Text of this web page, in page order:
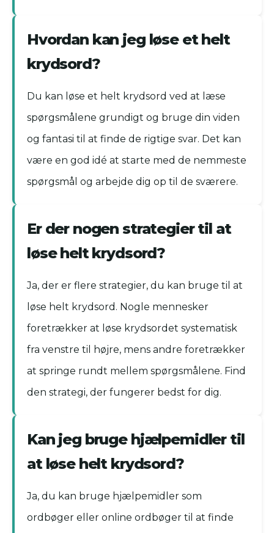
Hvordan kan jeg løse et helt
krydsord?
Du kan løse et helt krydsord ved at læse
spørgsmålene grundigt og bruge din viden
og fantasi til at finde de rigtige svar. Det kan
være en god idé at starte med de nemmeste
spørgsmål og arbejde dig op til de sværere.
Er der nogen strategier til at
løse helt krydsord?
Ja, der er flere strategier, du kan bruge til at
løse helt krydsord. Nogle mennesker
foretrækker at løse krydsordet systematisk
fra venstre til højre, mens andre foretrækker
at springe rundt mellem spørgsmålene. Find
den strategi, der fungerer bedst for dig.
Kan jeg bruge hjælpemidler til
at løse helt krydsord?
Ja, du kan bruge hjælpemidler som
ordbøger eller online ordbøger til at finde